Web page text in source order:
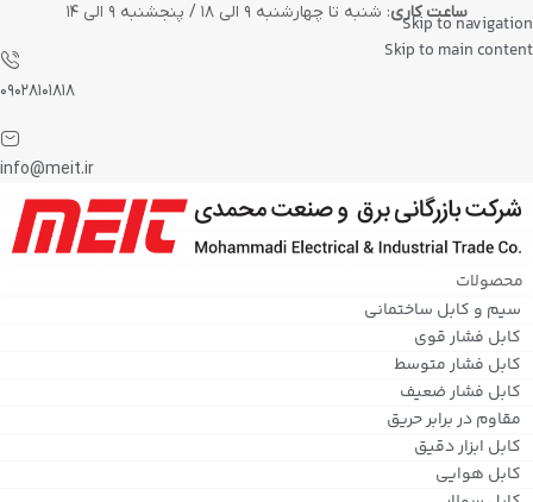
Skip to navigation
Skip to main content
ساعت کاری: شنبه تا چهارشنبه ۹ الی ۱۸ / پنجشنبه ۹ الی ۱۴
۰۹۰۲۸۱۰۱۸۱۸
info@meit.ir
محصولات
سیم و کابل ساختمانی
کابل فشار قوی
کابل فشار متوسط
کابل فشار ضعیف
مقاوم در برابر حریق
کابل ابزار دقیق
کابل هوایی